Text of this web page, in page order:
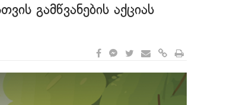
გამწვანების აქციას